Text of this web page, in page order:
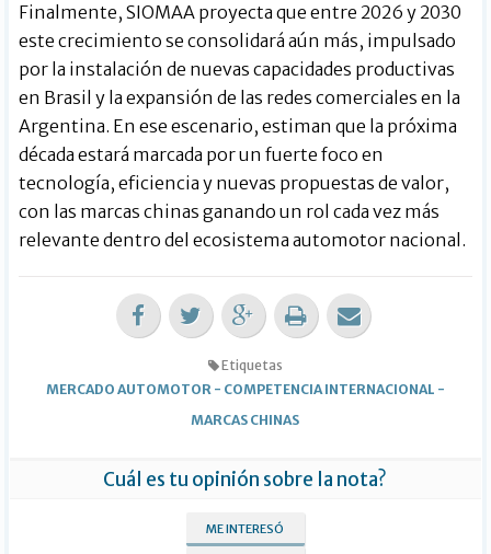
Finalmente, SIOMAA proyecta que entre 2026 y 2030
este crecimiento se consolidará aún más, impulsado
por la instalación de nuevas capacidades productivas
en Brasil y la expansión de las redes comerciales en la
Argentina. En ese escenario, estiman que la próxima
década estará marcada por un fuerte foco en
tecnología, eficiencia y nuevas propuestas de valor,
con las marcas chinas ganando un rol cada vez más
relevante dentro del ecosistema automotor nacional.
Etiquetas
MERCADO AUTOMOTOR- COMPETENCIA INTERNACIONAL -
MARCAS CHINAS
Cuál es tu opinión sobre la nota?
ME INTERESÓ